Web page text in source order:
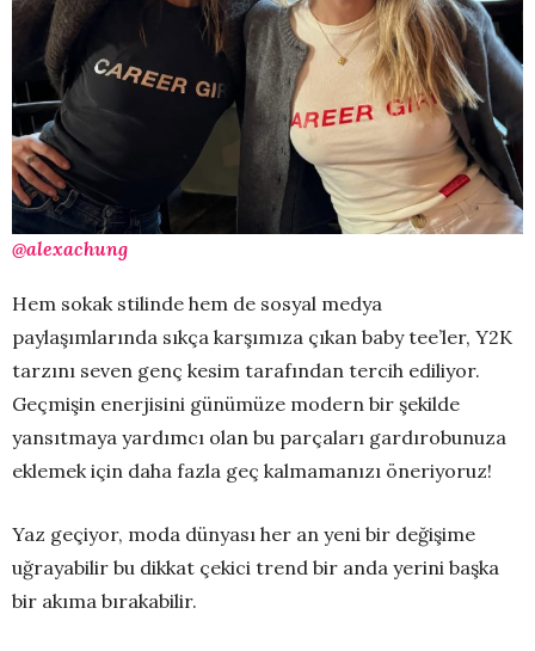
@alexachung
Hem sokak stilinde hem de sosyal medya
paylaşımlarında sıkça karşımıza çıkan baby tee’ler, Y2K
tarzını seven genç kesim tarafından tercih ediliyor.
Geçmişin enerjisini günümüze modern bir şekilde
yansıtmaya yardımcı olan bu parçaları gardırobunuza
eklemek için daha fazla geç kalmamanızı öneriyoruz!
Yaz geçiyor, moda dünyası her an yeni bir değişime
uğrayabilir bu dikkat çekici trend bir anda yerini başka
bir akıma bırakabilir.